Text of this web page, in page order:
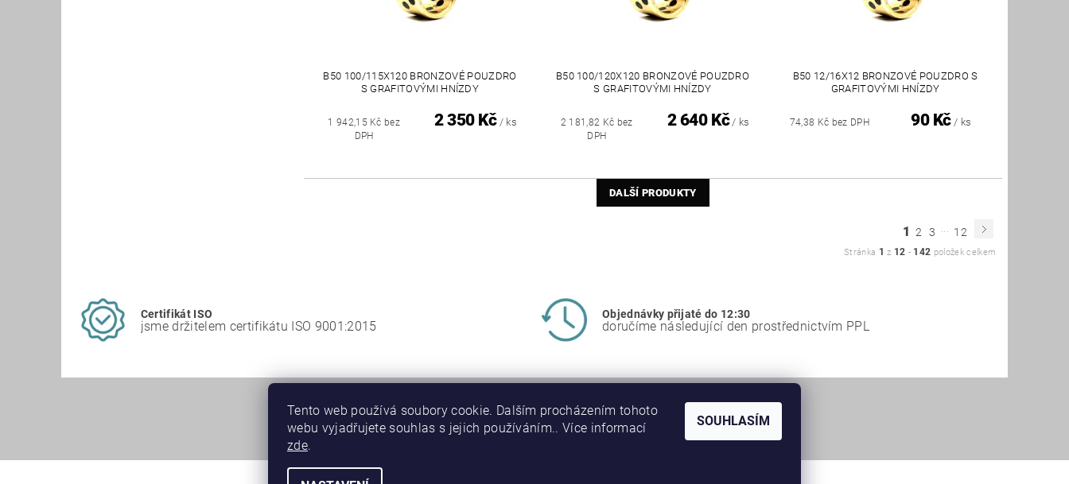
B50 100/115X120 BRONZOVÉ POUZDRO
S GRAFITOVÝMI HNÍZDY
1 942,15 Kč bez
DPH
2 350 Kč / ks
B50 100/120X120 BRONZOVÉ POUZDRO
S GRAFITOVÝMI HNÍZDY
2 181,82 Kč bez
DPH
2 640 Kč / ks
B50 12/16X12 BRONZOVÉ POUZDRO S
GRAFITOVÝMI HNÍZDY
74,38 Kč bez DPH 90 Kč / ks
DALŠÍ PRODUKTY
1 2 3 ... 12
Stránka 1 z 12 - 142 položek celkem
Certifikát ISO
jsme držitelem certifikátu ISO 9001:2015
Objednávky přijaté do 12:30
doručíme následující den prostřednictvím PPL
Tento web používá soubory cookie. Dalším procházením tohoto
webu vyjadřujete souhlas s jejich používáním.. Více informací
zde.
SOUHLASÍM